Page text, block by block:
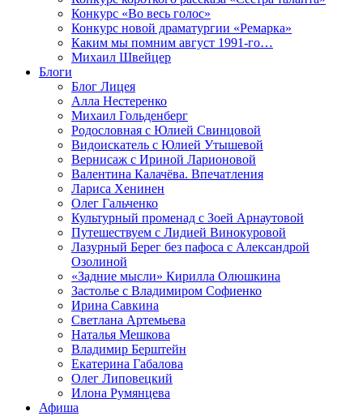
Конкурс «Во весь голос»
Конкурс новой драматургии «Ремарка»
Каким мы помним август 1991-го…
Михаил Швейцер
Блоги
Блог Лицея
Алла Нестеренко
Михаил Гольденберг
Родословная с Юлией Свинцовой
Видоискатель с Юлией Утышевой
Вернисаж с Ириной Ларионовой
Валентина Калачёва. Впечатления
Лариса Хенинен
Олег Гальченко
Культурный променад с Зоей Арнаутовой
Путешествуем с Лидией Винокуровой
Лазурный Берег без пафоса с Александрой
Озолиной
«Задние мысли» Кирилла Олюшкина
Застолье с Владимиром Софиенко
Ирина Савкина
Светлана Артемьева
Наталья Мешкова
Владимир Берштейн
Екатерина Габалова
Олег Липовецкий
Илона Румянцева
Афиша